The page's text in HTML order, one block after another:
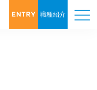
ENTRY 職種紹介